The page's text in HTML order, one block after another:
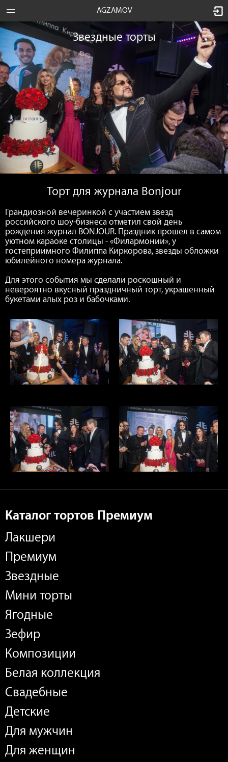
AGZAMOV
Звездные торты
Торт для журнала Bonjour
Грандиозной вечеринкой с участием звезд
российского шоу-бизнеса отметил свой день
рождения журнал BONJOUR. Праздник прошел в самом
уютном караоке столицы - «Филармонии», у
гостеприимного Филиппа Киркорова, звезды обложки
юбилейного номера журнала.
Для этого события мы сделали роскошный и
невероятно вкусный праздничный торт, украшенный
букетами алых роз и бабочками.
Каталог тортов Премиум
Лакшери
Премиум
Звездные
Мини торты
Ягодные
Зефир
Композиции
Белая коллекция
Свадебные
Детские
Для мужчин
Для женщин